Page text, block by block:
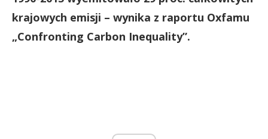
krajowych emisji – wynika z raportu Oxfamu
„Confronting Carbon Inequality”.